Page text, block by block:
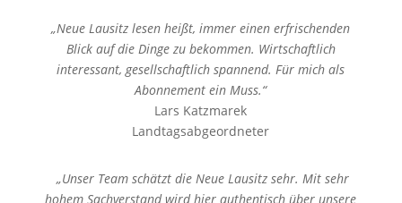
„Neue Lausitz lesen heißt, immer einen erfrischenden
Blick auf die Dinge zu bekommen. Wirtschaftlich
interessant, gesellschaftlich spannend. Für mich als
Abonnement ein Muss.“
Lars Katzmarek
Landtagsabgeordneter
„Unser Team schätzt die Neue Lausitz sehr. Mit sehr
hohem Sachverstand wird hier authentisch über unsere